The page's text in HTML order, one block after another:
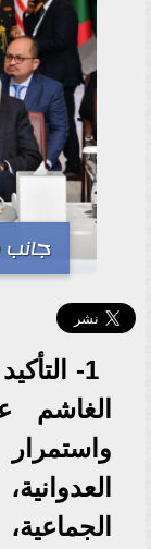
جانب
1-
الغاشم